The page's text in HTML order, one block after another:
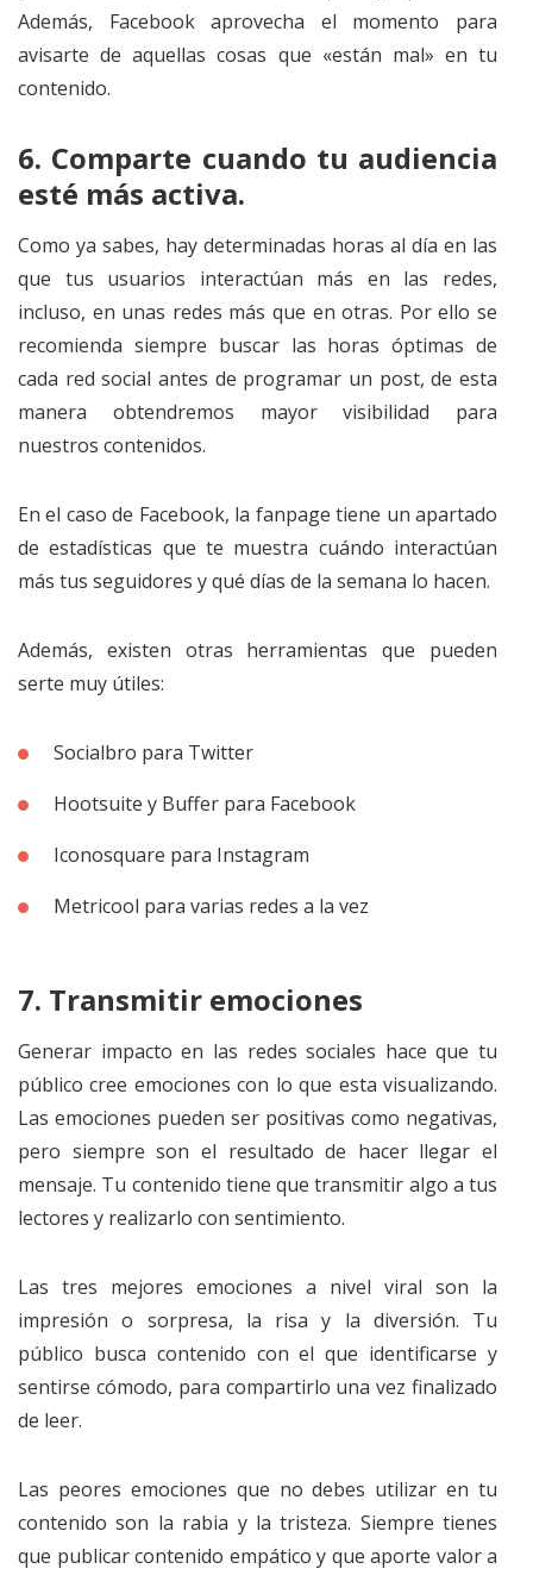
Además, Facebook aprovecha el momento para
avisarte de aquellas cosas que «están mal» en tu
contenido.
6. Comparte cuando tu audiencia
esté más activa.
Como ya sabes, hay determinadas horas al día en las
que tus usuarios interactúan más en las redes,
incluso, en unas redes más que en otras. Por ello se
recomienda siempre buscar las horas óptimas de
cada red social antes de programar un post, de esta
manera obtendremos mayor visibilidad para
nuestros contenidos.
En el caso de Facebook, la fanpage tiene un apartado
de estadísticas que te muestra cuándo interactúan
más tus seguidores y qué días de la semana lo hacen.
Además, existen otras herramientas que pueden
serte muy útiles:
Socialbro para Twitter
Hootsuite y Buffer para Facebook
Iconosquare para Instagram
Metricool para varias redes a la vez
7. Transmitir emociones
Generar impacto en las redes sociales hace que tu
público cree emociones con lo que esta visualizando.
Las emociones pueden ser positivas como negativas,
pero siempre son el resultado de hacer llegar el
mensaje. Tu contenido tiene que transmitir algo a tus
lectores y realizarlo con sentimiento.
Las tres mejores emociones a nivel viral son la
impresión o sorpresa, la risa y la diversión. Tu
público busca contenido con el que identificarse y
sentirse cómodo, para compartirlo una vez finalizado
de leer.
Las peores emociones que no debes utilizar en tu
contenido son la rabia y la tristeza. Siempre tienes
que publicar contenido empático y que aporte valor a